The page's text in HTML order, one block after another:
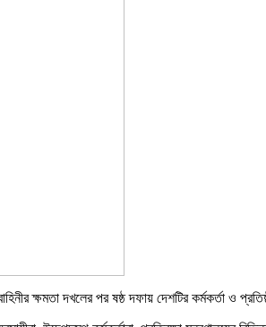
ক্ষমতা দখলের পর ষষ্ঠ দফায় দেশটির কর্মকর্তা ও